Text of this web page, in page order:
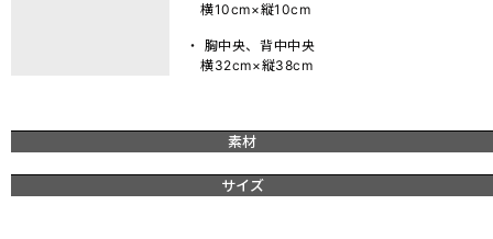
横10cm×縦10cm
・ 胸中央、背中中央
横32cm×縦38cm
素材
サイズ